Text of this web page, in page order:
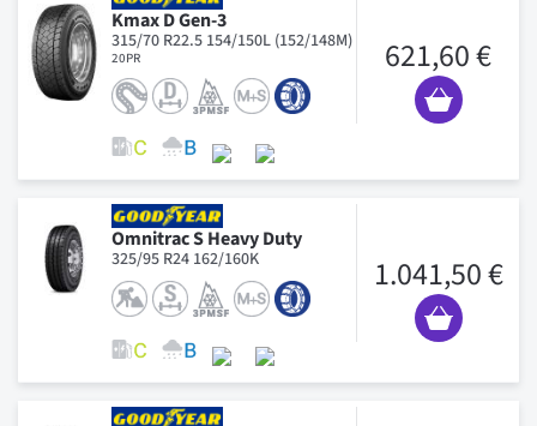
Kmax D Gen-3
315/70 R22.5 154/150L (152/148M)
20PR 621,60 €
Omnitrac S Heavy Duty
325/95 R24 162/160K 1.041,50 €